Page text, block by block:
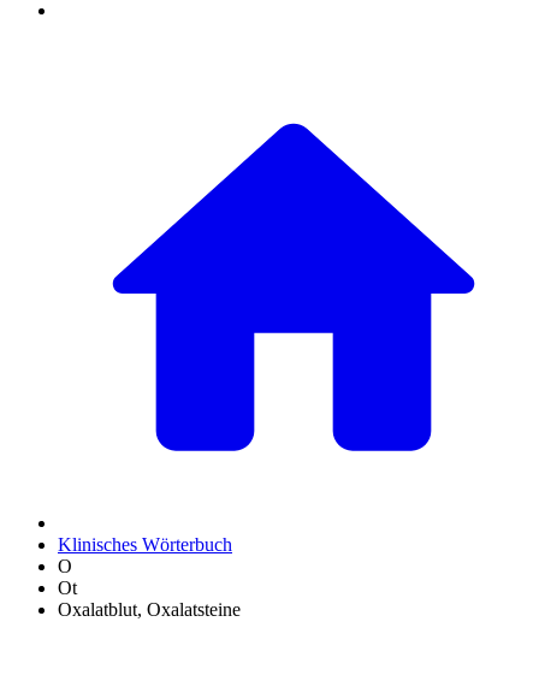
Klinisches Wörterbuch
O
Ot
Oxalatblut, Oxalatsteine